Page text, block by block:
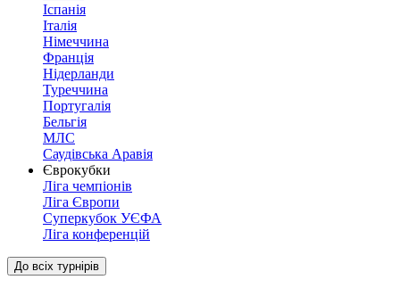
Іспанія
Італія
Німеччина
Франція
Нідерланди
Туреччина
Португалія
Бельгія
МЛС
Саудівська Аравія
Єврокубки
Ліга чемпіонів
Ліга Європи
Суперкубок УЄФА
Ліга конференцій
До всіх турнірів